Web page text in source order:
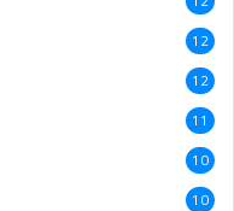
12
12
11
10
10